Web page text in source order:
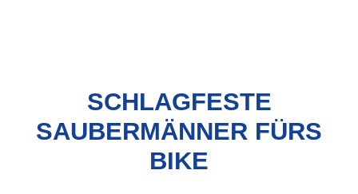
SCHLAGFESTE
SAUBERMÄNNER FÜRS
BIKE